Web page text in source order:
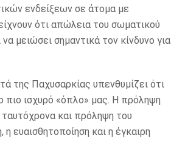
ενδείξεων σε άτομα με
ότι απώλεια του σωματικού
μειώσει σημαντικά τον κίνδυνο για
της Παχυσαρκίας υπενθυμίζει ότι
πιο ισχυρό «όπλο» μας. Η πρόληψη
ταυτόχρονα και πρόληψη του
ευαισθητοποίηση και η έγκαιρη